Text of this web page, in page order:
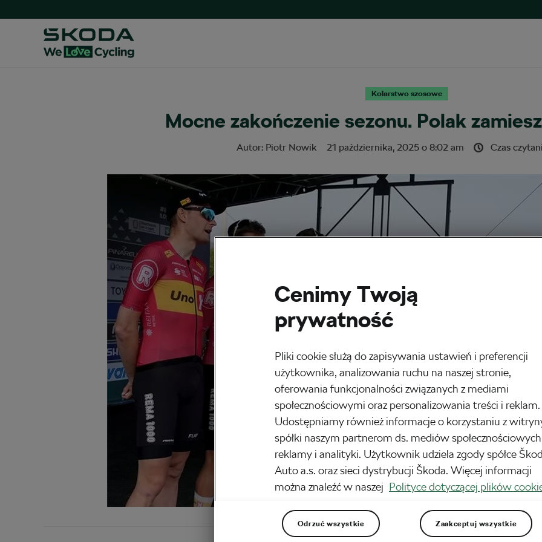
Kolarstwo szosowe
Mocne zakończenie sezonu. Polak
Autor: Piotr Nowik 21 października, 2025 o 8:02 am Czas
Cenimy Twoją
prywatność
Pliki cookie służą do zapisywania ustawień i preferencji
użytkownika, analizowania ruchu na naszej stronie,
oferowania funkcjonalności związanych z mediami
społecznościowymi oraz personalizowania treści i reklam.
Udostępniamy również informacje o korzystaniu z
spółki naszym partnerom ds. mediów
reklamy i analityki. Użytkownik udziela zgody spółce
Auto a.s. oraz sieci dystrybucji Škoda. Więcej informacji
można znaleźć w naszej Polityce dotyczącej plików
Odrzuć wszystkie Zaakceptuj wszystkie